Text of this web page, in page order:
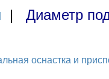
| Диаметр
оснастка и